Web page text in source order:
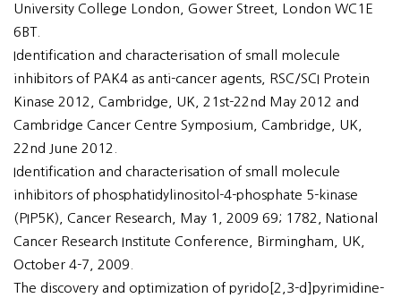
University College London, Gower Street, London WC1E
6BT.
Identification and characterisation of small molecule
inhibitors of PAK4 as anti-cancer agents, RSC/SCI Protein
Kinase 2012, Cambridge, UK, 21st-22nd May 2012 and
Cambridge Cancer Centre Symposium, Cambridge, UK,
22nd June 2012.
Identification and characterisation of small molecule
inhibitors of phosphatidylinositol-4-phosphate 5-kinase
(PIP5K), Cancer Research, May 1, 2009 69; 1782, National
Cancer Research Institute Conference, Birmingham, UK,
October 4-7, 2009.
The discovery and optimization of pyrido[2,3-d]pyrimidine-